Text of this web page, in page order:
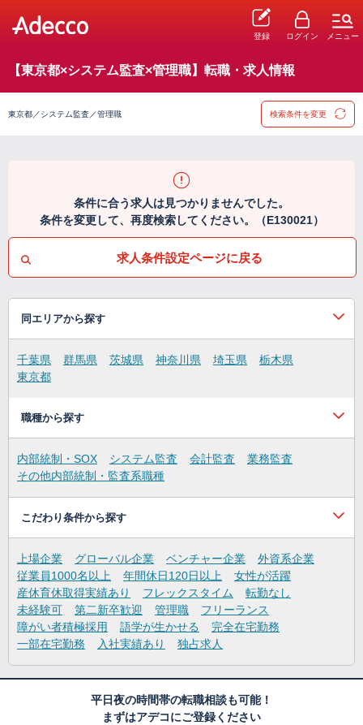
登録 ログイン メニュー
【東京都×システム監査×管理職】転職・求人情報
東京都／システム監査／管理職 検索条件を変更
条件に合う求人は見つかりませんでした。
条件を変更して、再度検索してください。（E130021）
求人条件設定ページに戻る
同エリアから探す
千葉県 群馬県 茨城県 神奈川県 埼玉県
栃木県
東京都
職種から探す
内部統制・SOX システム監査 会計監査
業務監査
その他内部統制・監査系職種
こだわり条件から探す
上場企業 グローバル企業 ベンチャー企業
外資系企業
従業員1000名以上
年間休日120日以上
女性が活躍
産休育休取得実績あり
フレックスタイム
転勤なし
未経験可
第二新卒歓迎 管理職
フリーランス
障がい者積極採用
語学が生かせる
完全在宅勤務
一部在宅勤務
入社実績あり 独占求人
平日夜の時間帯の転職相談も可能！
まずはアデコにご登録ください